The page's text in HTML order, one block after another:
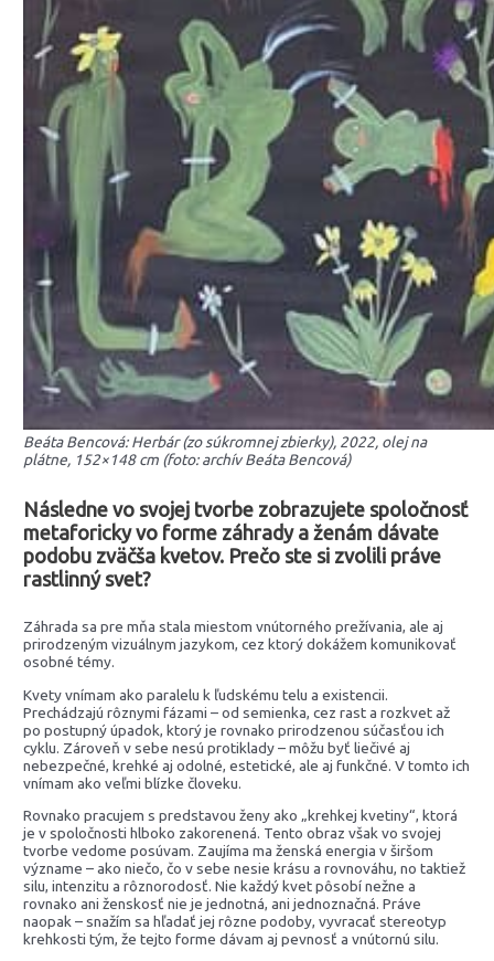
Beáta Bencová: Herbár (zo súkromnej zbierky), 2022, olej na
plátne, 152×148 cm (foto: archív Beáta Bencová)
Následne vo svojej tvorbe zobrazujete spoločnosť
metaforicky vo forme záhrady a ženám dávate
podobu zväčša kvetov. Prečo ste si zvolili práve
rastlinný svet?
Záhrada sa pre mňa stala miestom vnútorného prežívania, ale aj
prirodzeným vizuálnym jazykom, cez ktorý dokážem komunikovať
osobné témy.
Kvety vnímam ako paralelu k ľudskému telu a existencii.
Prechádzajú rôznymi fázami – od semienka, cez rast a rozkvet až
po postupný úpadok, ktorý je rovnako prirodzenou súčasťou ich
cyklu. Zároveň v sebe nesú protiklady – môžu byť liečivé aj
nebezpečné, krehké aj odolné, estetické, ale aj funkčné. V tomto ich
vnímam ako veľmi blízke človeku.
Rovnako pracujem s predstavou ženy ako „krehkej kvetiny“, ktorá
je v spoločnosti hlboko zakorenená. Tento obraz však vo svojej
tvorbe vedome posúvam. Zaujíma ma ženská energia v širšom
význame – ako niečo, čo v sebe nesie krásu a rovnováhu, no taktiež
silu, intenzitu a rôznorodosť. Nie každý kvet pôsobí nežne a
rovnako ani ženskosť nie je jednotná, ani jednoznačná. Práve
naopak – snažím sa hľadať jej rôzne podoby, vyvracať stereotyp
krehkosti tým, že tejto forme dávam aj pevnosť a vnútornú silu.